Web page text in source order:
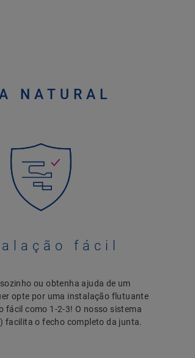
NATURAL
fácil
ou obtenha ajuda de um
opte por uma instalação flutuante
fácil como 1-2-3! O nosso sistema
facilita o fecho completo da junta.